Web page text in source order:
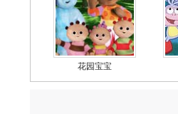
花园宝宝